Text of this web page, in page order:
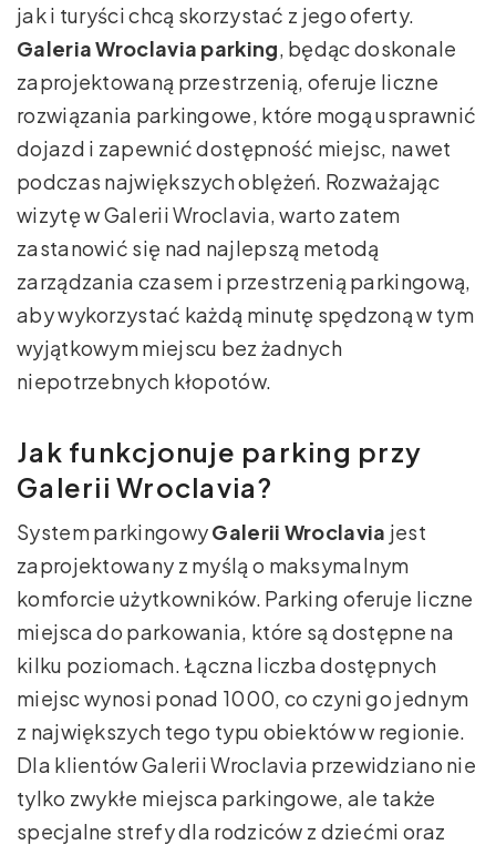
jak i turyści chcą skorzystać z jego oferty.
Galeria Wroclavia parking, będąc doskonale
zaprojektowaną przestrzenią, oferuje liczne
rozwiązania parkingowe, które mogą usprawnić
dojazd i zapewnić dostępność miejsc, nawet
podczas największych oblężeń. Rozważając
wizytę w Galerii Wroclavia, warto zatem
zastanowić się nad najlepszą metodą
zarządzania czasem i przestrzenią parkingową,
aby wykorzystać każdą minutę spędzoną w tym
wyjątkowym miejscu bez żadnych
niepotrzebnych kłopotów.
Jak funkcjonuje parking przy
Galerii Wroclavia?
System parkingowyGalerii Wroclavia jest
zaprojektowany z myślą o maksymalnym
komforcie użytkowników. Parking oferuje liczne
miejsca do parkowania, które są dostępne na
kilku poziomach. Łączna liczba dostępnych
miejsc wynosi ponad 1000, co czyni go jednym
z największych tego typu obiektów w regionie.
Dla klientów Galerii Wroclavia przewidziano nie
tylko zwykłe miejsca parkingowe, ale także
specjalne strefy dla rodziców z dziećmi oraz